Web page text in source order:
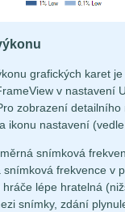
grafických karet
v nastavení
zobrazení
ikonu nastavení
snímková
snímková frekvence v
hráče lépe hratelná
snímky, zdání